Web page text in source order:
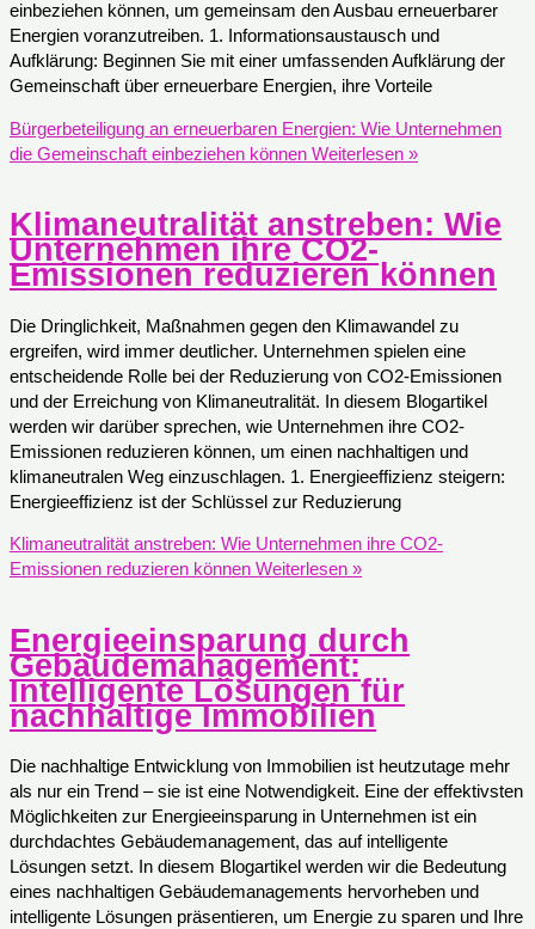
einbeziehen können, um gemeinsam den Ausbau erneuerbarer
Energien voranzutreiben. 1. Informationsaustausch und
Aufklärung: Beginnen Sie mit einer umfassenden Aufklärung der
Gemeinschaft über erneuerbare Energien, ihre Vorteile
Bürgerbeteiligung an erneuerbaren Energien: Wie Unternehmen
die Gemeinschaft einbeziehen können Weiterlesen »
Klimaneutralität anstreben: Wie
Unternehmen ihre CO2-
Emissionen reduzieren können
Die Dringlichkeit, Maßnahmen gegen den Klimawandel zu
ergreifen, wird immer deutlicher. Unternehmen spielen eine
entscheidende Rolle bei der Reduzierung von CO2-Emissionen
und der Erreichung von Klimaneutralität. In diesem Blogartikel
werden wir darüber sprechen, wie Unternehmen ihre CO2-
Emissionen reduzieren können, um einen nachhaltigen und
klimaneutralen Weg einzuschlagen. 1. Energieeffizienz steigern:
Energieeffizienz ist der Schlüssel zur Reduzierung
Klimaneutralität anstreben: Wie Unternehmen ihre CO2-
Emissionen reduzieren können Weiterlesen »
Energieeinsparung durch
Gebäudemanagement:
Intelligente Lösungen für
nachhaltige Immobilien
Die nachhaltige Entwicklung von Immobilien ist heutzutage mehr
als nur ein Trend – sie ist eine Notwendigkeit. Eine der effektivsten
Möglichkeiten zur Energieeinsparung in Unternehmen ist ein
durchdachtes Gebäudemanagement, das auf intelligente
Lösungen setzt. In diesem Blogartikel werden wir die Bedeutung
eines nachhaltigen Gebäudemanagements hervorheben und
intelligente Lösungen präsentieren, um Energie zu sparen und Ihre